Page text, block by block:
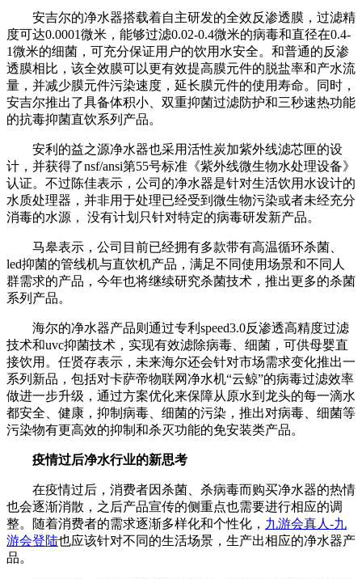
安吉尔的净水器搭载着自主研发的全效反渗透膜，过滤精
度可达0.0001微米，能够过滤0.02-0.4微米的病毒和直径在0.4-
1微米的细菌，可充分保证用户的饮用水安全。和普通的反渗
透膜相比，该全效膜可以更有效提高膜元件的脱盐率和产水流
量，并减少膜元件污染速度，延长膜元件的使用寿命。同时，
安吉尔推出了具备体积小、双重抑菌过滤防护和三秒速热功能
的抗毒抑菌直饮系列产品。
安利的益之源净水器也采用活性炭加紫外线滤芯匣的设
计，并获得了nsf/ansi第55号标准《紫外线微生物水处理设备》
认证。不过陈佳表示，公司的净水器是针对生活饮用水设计的
水质处理器，并非用于处理已经受到微生物污染或者未经充分
消毒的水源， 没有计划只针对特定的病毒研发新产品。
马皋表示，公司目前已经拥有多款带有高温循环杀菌、
led抑菌的管线机与直饮机产品，满足不同使用场景和不同人
群需求的产品，今年也将继续研究杀菌技术，推出更多的杀菌
系列产品。
海尔的净水器产品则通过专利speed3.0反渗透高精度过滤
技术和uvc抑菌技术，实现有效滤除病毒、细菌，可供母婴直
接饮用。任贤存表示，未来海尔还会针对市场需求变化推出一
系列新品，包括对卡萨帝物联网净水机“云鲸”的病毒过滤效率
做进一步升级，通过方案优化来保障从原水到龙头的每一滴水
都安全、健康，抑制病毒、细菌的污染，推出对病毒、细菌等
污染物有更高效的抑制和杀灭功能的免安装类产品。
疫情过后净水行业的新思考
在疫情过后，消费者因杀菌、杀病毒而购买净水器的热情
也会逐渐消散，之后产品宣传的侧重点也需要进行相应的调
整。随着消费者的需求逐渐多样化和个性化， 九游会真人-九
游会登陆也应该针对不同的生活场景，生产出相应的净水器产
品。